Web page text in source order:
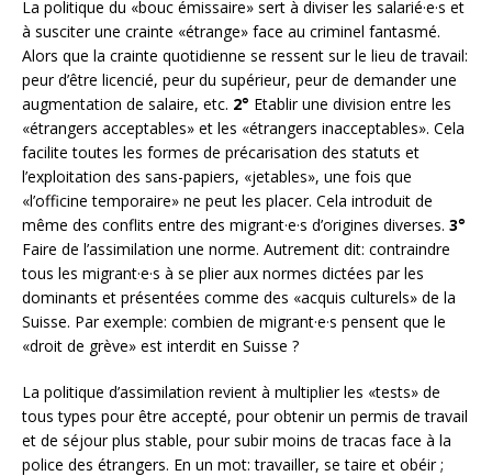
La politique du «bouc émissaire» sert à diviser les salarié·e·s et
à susciter une crainte «étrange» face au criminel fantasmé.
Alors que la crainte quotidienne se ressent sur le lieu de travail:
peur d’être licencié, peur du supérieur, peur de demander une
augmentation de salaire, etc. 2° Etablir une division entre les
«étrangers acceptables» et les «étrangers inacceptables». Cela
facilite toutes les formes de précarisation des statuts et
l’exploitation des sans-papiers, «jetables», une fois que
«l’officine temporaire» ne peut les placer. Cela introduit de
même des conflits entre des migrant·e·s d’origines diverses. 3°
Faire de l’assimilation une norme. Autrement dit: contraindre
tous les migrant·e·s à se plier aux normes dictées par les
dominants et présentées comme des «acquis culturels» de la
Suisse. Par exemple: combien de migrant·e·s pensent que le
«droit de grève» est interdit en Suisse ?
La politique d’assimilation revient à multiplier les «tests» de
tous types pour être accepté, pour obtenir un permis de travail
et de séjour plus stable, pour subir moins de tracas face à la
police des étrangers. En un mot: travailler, se taire et obéir ;